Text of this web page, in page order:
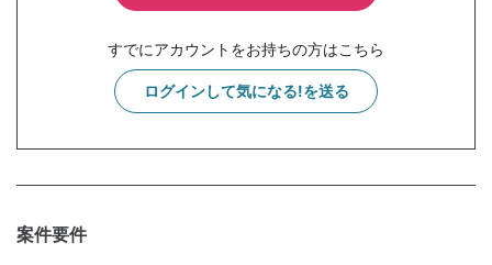
すでにアカウントをお持ちの方はこちら
ログインして気になる!を送る
案件要件